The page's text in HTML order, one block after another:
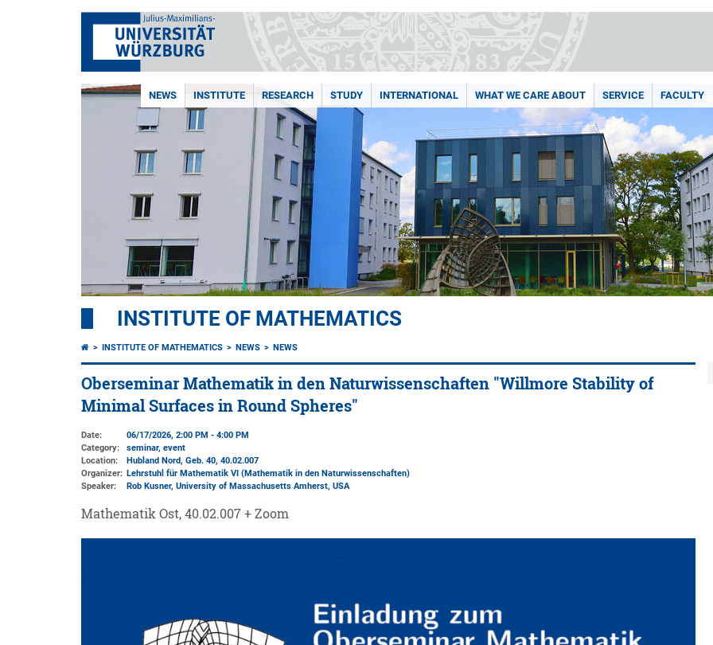
NEWS INSTITUTE RESEARCH STUDY INTERNATIONAL WHAT WE CARE ABOUT SERVICE FACULTY
INSTITUTE OF MATHEMATICS
INSTITUTE OF MATHEMATICS NEWS NEWS
Oberseminar Mathematik in den Naturwissenschaften "Willmore Stability of
Minimal Surfaces in Round Spheres"
Date:
06/17/2026, 2:00 PM - 4:00 PM
Category:
seminar, event
Location:
Hubland Nord, Geb. 40, 40.02.007
Organizer: Lehrstuhl für Mathematik VI (Mathematik in den Naturwissenschaften)
Speaker:
Rob Kusner, University of Massachusetts Amherst, USA
Mathematik Ost, 40.02.007 + Zoom